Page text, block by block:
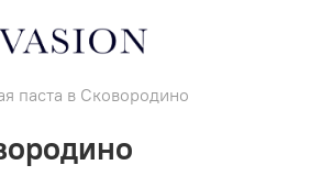
паста в Сковородино